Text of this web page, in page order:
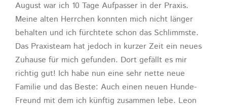
August war ich 10 Tage Aufpasser in der Praxis.
Meine alten Herrchen konnten mich nicht länger
behalten und ich fürchtete schon das Schlimmste.
Das Praxisteam hat jedoch in kurzer Zeit ein neues
Zuhause für mich gefunden. Dort gefällt es mir
richtig gut! Ich habe nun eine sehr nette neue
Familie und das Beste: Auch einen neuen Hunde-
Freund mit dem ich künftig zusammen lebe. Leon